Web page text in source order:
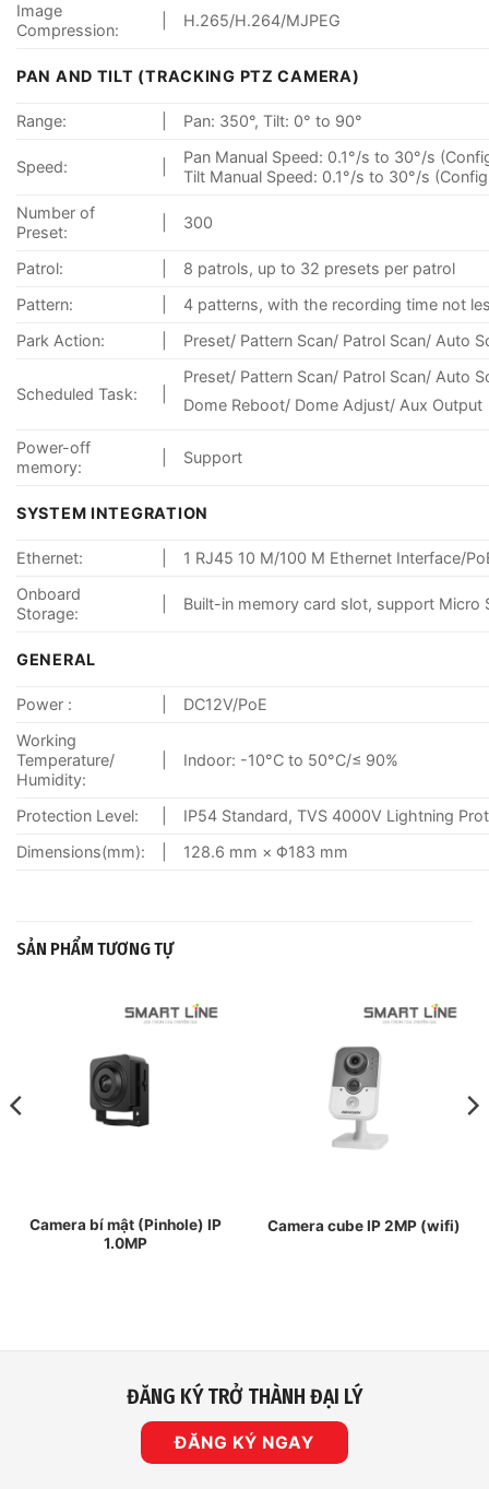
Image
Compression:
H.265/H.264/MJPEG
PAN AND TILT (TRACKING PTZ CAMERA)
Range: Pan: 350°, Tilt: 0° to 90°
Speed:
Pan Manual Speed: 0.1°/s to 30°/s
Tilt Manual Speed: 0.1°/s to 30°/s
Number of
Preset:
300
Patrol:
8 patrols, up to 32 presets per patrol
Pattern:
4 patterns, with the recording time not
Park Action:
Preset/ Pattern Scan/ Patrol Scan/ Auto
Scheduled Task:
Preset/ Pattern Scan/ Patrol Scan/ Auto
Dome Reboot/ Dome Adjust/ Aux Output
Power-off
memory:
Support
SYSTEM INTEGRATION
Ethernet:
1 RJ45 10 M/100 M Ethernet Interface/
Onboard
Storage:
Built-in memory card slot, support Micro
GENERAL
Power :
DC12V/PoE
Working
Temperature/
Humidity:
Indoor: -10°C to 50°C/≤ 90%
Protection Level:
IP54 Standard, TVS 4000V Lightning
Dimensions(mm):
128.6 mm × Φ183 mm
SẢN PHẨM TƯƠNG TỰ
Camera bí mật (Pinhole) IP
1.0MP
Camera cube IP 2MP (wifi)
ĐĂNG KÝ TRỞ THÀNH ĐẠI LÝ
ĐĂNG KÝ NGAY